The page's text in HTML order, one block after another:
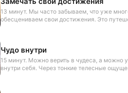
13 минут. Мы часто забываем, что уже
обесцениваем свои достижения. Это
Чудо внутри
15 минут. Можно верить в чудеса, а можно
внутри себя. Через тонкие телесные